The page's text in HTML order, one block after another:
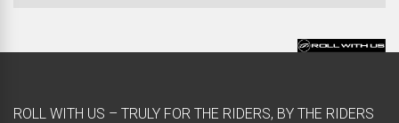
ROLL WITH US – TRULY FOR THE RIDERS, BY THE RIDERS